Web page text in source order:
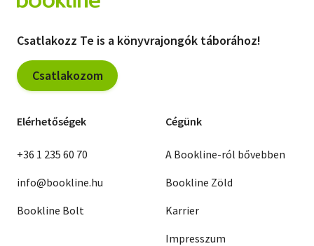
Csatlakozz Te is a könyvrajongók táborához!
Csatlakozom
Elérhetőségek
+36 1 235 60 70
info@bookline.hu
Bookline Bolt
Cégünk
A Bookline-ról bővebben
Bookline Zöld
Karrier
Impresszum